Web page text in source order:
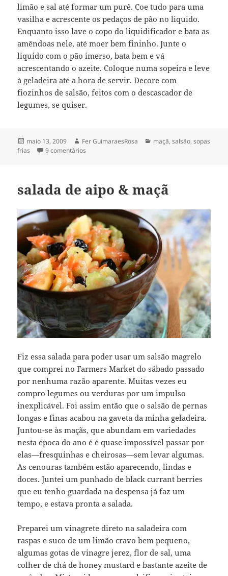
limão e sal até formar um purê. Coe tudo para uma
vasilha e acrescente os pedaços de pão no liquido.
Enquanto isso lave o copo do liquidificador e bata as
amêndoas nele, até moer bem fininho. Junte o
liquido com o pão imerso, bata bem e vá
acrescentando o azeite. Coloque numa sopeira e leve
à geladeira até a hora de servir. Decore com
fiozinhos de salsão, feitos com o descascador de
legumes, se quiser.
Publicado
em
maio 13, 2009 Autor
Fer GuimaraesRosa Categorias
maçã,salsão,sopas
frias
9 comentários
salada de aipo & maçã
Fiz essa salada para poder usar um salsão magrelo
que comprei no Farmers Market do sábado passado
por nenhuma razão aparente. Muitas vezes eu
compro legumes ou verduras por um impulso
inexplicável. Foi assim então que o salsão de pernas
longas e finas acabou na gaveta da minha geladeira.
Juntou-se às maçãs, que abundam em variedades
nesta época do ano é é quase impossível passar por
elas—fresquinhas e cheirosas—sem levar algumas.
As cenouras também estão aparecendo, lindas e
doces. Juntei um punhado de black currant berries
que eu tenho guardada na despensa já faz um
tempo, e estava pronta a salada.
Preparei um vinagrete direto na saladeira com
raspas e suco de um limão cravo bem pequeno,
algumas gotas de vinagre jerez, flor de sal, uma
colher de chá de honey mustard e bastante azeite de